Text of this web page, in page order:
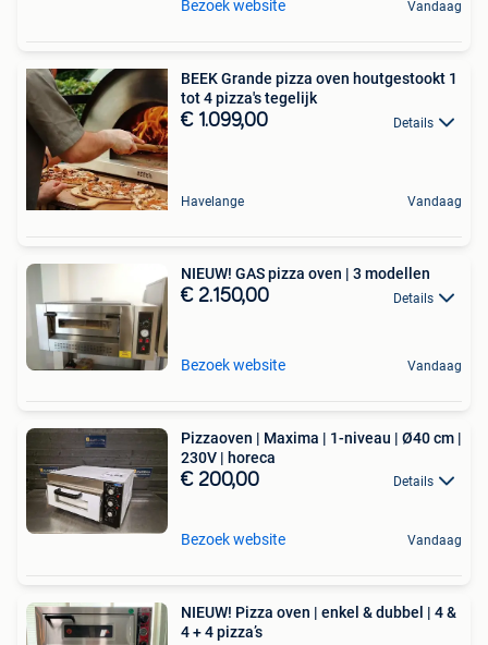
Bezoek website Vandaag
BEEK Grande pizza oven houtgestookt 1
tot 4 pizza's tegelijk
€ 1.099,00 Details
Havelange Vandaag
NIEUW! GAS pizza oven | 3 modellen
€ 2.150,00 Details
Bezoek website Vandaag
Pizzaoven | Maxima | 1-niveau | Ø40 cm |
230V | horeca
€ 200,00 Details
Bezoek website Vandaag
NIEUW! Pizza oven | enkel & dubbel | 4 &
4 + 4 pizza’s